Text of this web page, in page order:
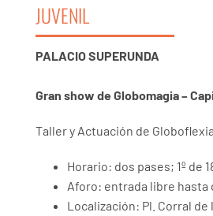
JUVENIL
PALACIO SUPERUNDA
Gran show de Globomagia –
Taller y Actuación de
Horario: dos pases; 1º de
Aforo: entrada libre hasta
Localización: Pl. Corral de